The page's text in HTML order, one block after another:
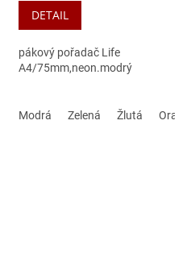
DETAIL
pákový pořadač Life
A4/75mm,neon.modrý
Modrá Zelená Žlutá